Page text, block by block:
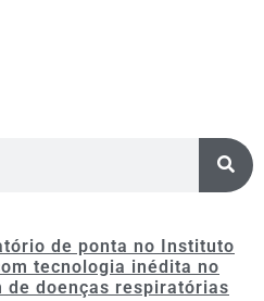
de ponta no Instituto
tecnologia inédita no
de doenças respiratórias